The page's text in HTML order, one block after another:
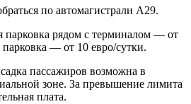
по автомагистрали A29.
парковка рядом с терминалом — от
парковка — от 10 евро/сутки.
пассажиров возможна в
зоне. За превышение лимита
плата.